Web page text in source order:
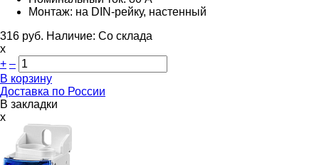
Монтаж: на DIN-рейку, настенный
316 руб. Наличие: Со склада
х
+ –
В корзину
Доставка по России
В закладки
x